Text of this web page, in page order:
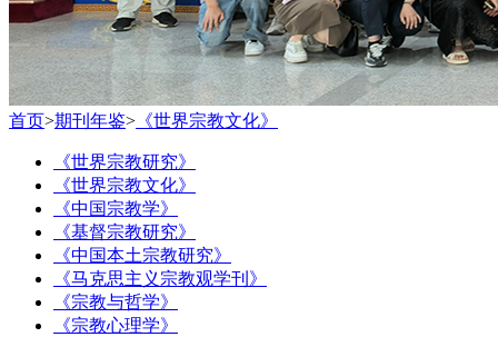
首页>期刊年鉴> 《世界宗教文化》
《世界宗教研究》
《世界宗教文化》
《中国宗教学》
《基督宗教研究》
《中国本土宗教研究》
《马克思主义宗教观学刊》
《宗教与哲学》
《宗教心理学》